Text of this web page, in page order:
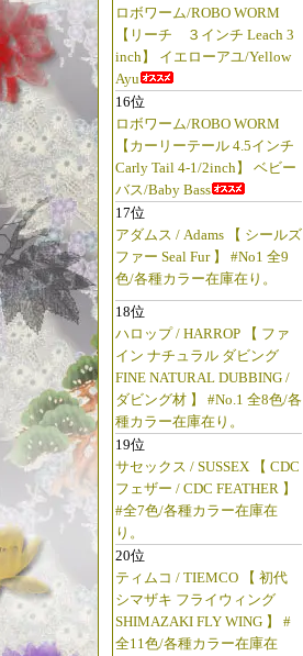
ロボワーム/ROBO WORM
【リーチ ３インチ Leach 3
inch】 イエローアユ/Yellow
Ayu
16位
ロボワーム/ROBO WORM
【カーリーテール 4.5インチ
Carly Tail 4-1/2inch】 ベビー
バス/Baby Bass
17位
アダムス / Adams 【 シールズ
ファー Seal Fur 】 #No1 全9
色/各種カラー在庫在り。
18位
ハロップ / HARROP 【 ファ
イン ナチュラル ダビング
FINE NATURAL DUBBING /
ダビング材 】 #No.1 全8色/各
種カラー在庫在り。
19位
サセックス / SUSSEX 【 CDC
フェザー / CDC FEATHER 】
#全7色/各種カラー在庫在
り。
20位
ティムコ / TIEMCO 【 初代
シマザキ フライウィング
SHIMAZAKI FLY WING 】 #
全11色/各種カラー在庫在